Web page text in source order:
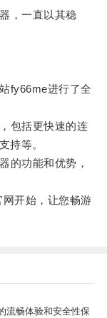
，一直以其稳
fy66me进行了全
包括更快速的连
持等。
功能和优势，
开始，让您畅游
流畅体验和安全性保